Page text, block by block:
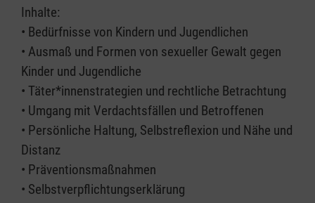
Inhalte:
• Bedürfnisse von Kindern und Jugendlichen
• Ausmaß und Formen von sexueller Gewalt gegen
Kinder und Jugendliche
• Täter*innenstrategien und rechtliche Betrachtung
• Umgang mit Verdachtsfällen und Betroffenen
• Persönliche Haltung, Selbstreflexion und Nähe und
Distanz
• Präventionsmaßnahmen
• Selbstverpflichtungserklärung